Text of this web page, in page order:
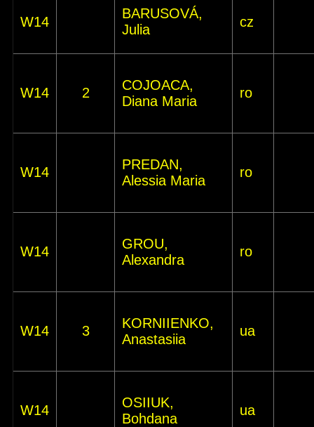
W14
BARUSOVÁ,
Julia
cz
W14 2
COJOACA,
Diana Maria
ro
W14
PREDAN,
Alessia Maria
ro
W14
GROU,
Alexandra
ro
W14 3
KORNIIENKO,
Anastasiia
ua
W14
OSIIUK,
Bohdana
ua